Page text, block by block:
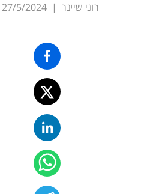
רוני שיינר |
27/5/2024